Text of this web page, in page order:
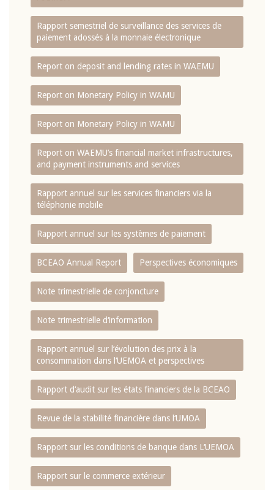
Rapport semestriel de surveillance des services de
paiement adossés à la monnaie électronique
Report on deposit and lending rates in WAEMU
Report on Monetary Policy in WAMU
Report on Monetary Policy in WAMU
Report on WAEMU’s financial market infrastructures,
and payment instruments and services
Rapport annuel sur les services financiers via la
téléphonie mobile
Rapport annuel sur les systèmes de paiement
BCEAO Annual Report Perspectives économiques
Note trimestrielle de conjoncture
Note trimestrielle d‘information
Rapport annuel sur l‘évolution des prix à la
consommation dans l‘UEMOA et perspectives
Rapport d‘audit sur les états financiers de la BCEAO
Revue de la stabilité financière dans l‘UMOA
Rapport sur les conditions de banque dans L‘UEMOA
Rapport sur le commerce extérieur